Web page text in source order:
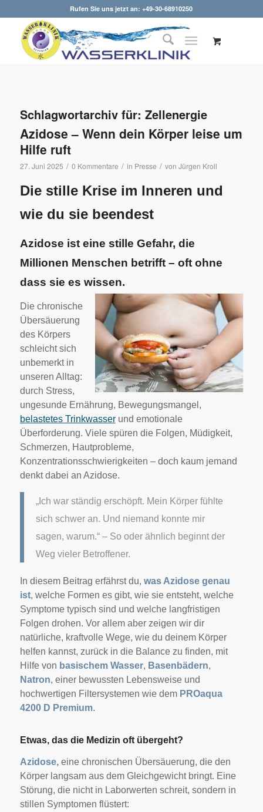
Rufen Sie uns jetzt an: +49-30-68910250
Schlagwortarchiv für: Zellenergie
Azidose – Wenn dein Körper leise um
Hilfe ruft
27. Juni 2025 / 0 Kommentare / in Presse / von Jürgen Kroll
Die stille Krise im Inneren und
wie du sie beendest
Azidose ist eine stille Gefahr, die
Millionen Menschen betrifft – oft ohne
dass sie es wissen.
Die chronische
Übersäuerung
des Körpers
schleicht sich
unbemerkt in
unseren Alltag:
durch Stress,
ungesunde Ernährung, Bewegungsmangel,
belastetes Trinkwasserund emotionale
Überforderung. Viele spüren die Folgen, Müdigkeit,
Schmerzen, Hautprobleme,
Konzentrationsschwierigkeiten – doch kaum jemand
denkt dabei an Azidose.
„Ich war ständig erschöpft. Mein Körper fühlte
sich schwer an. Und niemand konnte mir
sagen, warum.“ – So oder ähnlich beginnt der
Weg vieler Betroffener.
In diesem Beitrag erfährst du, was Azidose genau
ist, welche Formen es gibt, wie sie entsteht, welche
Symptome typisch sind und welche langfristigen
Folgen drohen. Vor allem aber zeigen wir dir
natürliche, kraftvolle Wege, wie du deinem Körper
helfen kannst, zurück in die Balance zu finden, mit
Hilfe von basischem Wasser, Basenbädern,
Natron, einer bewussten Lebensweise und
hochwertigen Filtersystemen wie dem PROaqua
4200 D Premium.
Etwas, das die Medizin oft übergeht?
Azidose, eine chronischen Übersäuerung, die den
Körper langsam aus dem Gleichgewicht bringt. Eine
Störung, die nicht in Laborwerten schreit, sondern in
stillen Symptomen flüstert: